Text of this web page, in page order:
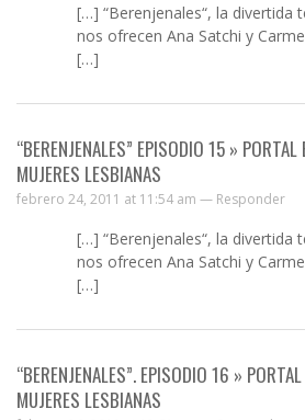
[…] “Berenjenales“, la divertida
nos ofrecen Ana Satchi y
[…]
“BERENJENALES” EPISODIO 15 »
MUJERES LESBIANAS
febrero 24, 2011 at 11:54 am — Responder
[…] “Berenjenales“, la divertida
nos ofrecen Ana Satchi y
[…]
“BERENJENALES”. EPISODIO 16 »
MUJERES LESBIANAS